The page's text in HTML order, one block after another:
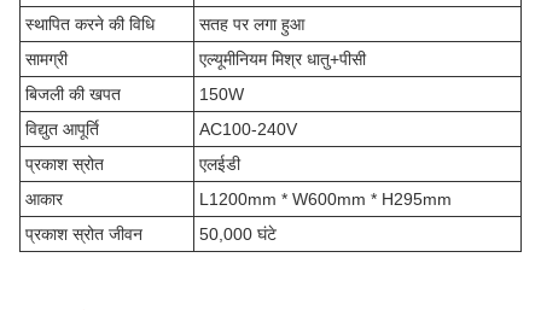
स्थापित करने की विधि
सतह पर लगा हुआ
सामग्री
एल्यूमीनियम मिश्र धातु+पीसी
बिजली की खपत
150W
विद्युत आपूर्ति
AC100-240V
प्रकाश स्रोत
एलईडी
आकार
L1200mm * W600mm * H295mm
प्रकाश स्रोत जीवन
50,000 घंटे